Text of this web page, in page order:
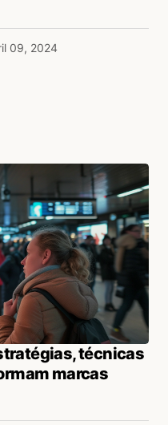
09, 2024
técnicas
marcas